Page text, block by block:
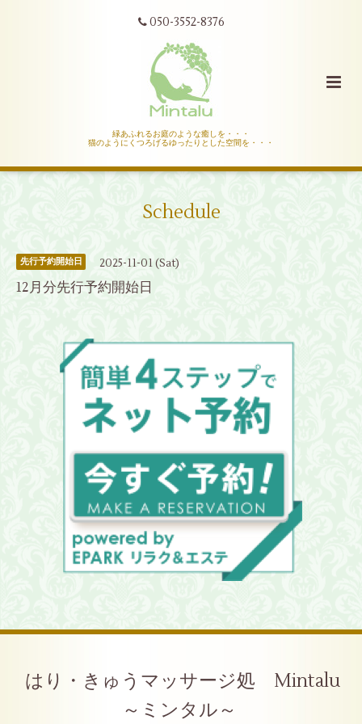
050-3552-8376
緑あふれるお庭のような癒しを・・・
猫のようにくつろげるゆったりとした空間を・・・
Schedule
先行予約開始日 2025-11-01 (Sat)
12月分先行予約開始日
はり・きゅうマッサージ処 Mintalu
～ミンタル～